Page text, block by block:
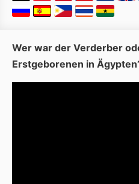
Wer war der Verderber
Erstgeborenen in